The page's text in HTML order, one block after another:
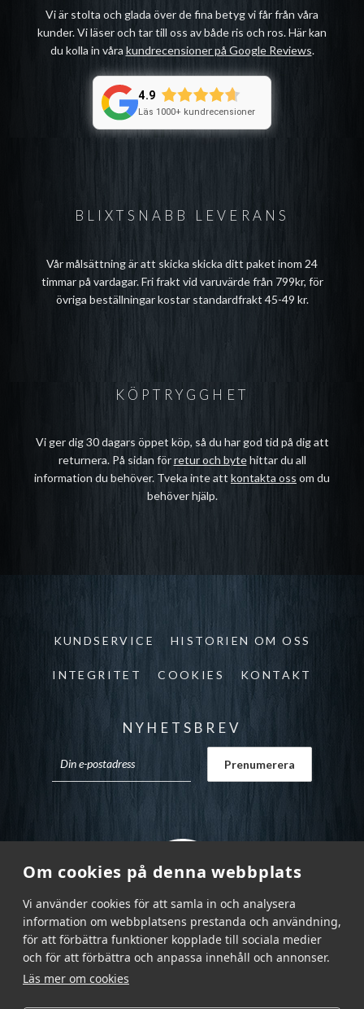
Om cookies på denna webbplats
Vi använder cookies för att samla in och analysera
information om webbplatsens prestanda och användning,
för att förbättra funktioner kopplade till sociala medier
och för att förbättra och anpassa innehåll och annonser.
Läs mer om cookies
BLIXTSNABB LEVERANS
Vår målsättning är att skicka skicka ditt paket inom 24
timmar på vardagar. Fri frakt vid varuvärde från 799kr, för
övriga beställningar kostar standardfrakt 45-49 kr.
Vi är stolta och glada över de fina betyg vi får från våra
kunder. Vi läser och tar till oss av både ris och ros. Här kan
du kolla in våra kundrecensioner på Google Reviews.
4.9
Läs 1000+ kundrecensioner
KÖPTRYGGHET
Vi ger dig 30 dagars öppet köp, så du har god tid på dig att
returnera. På sidan förretur och bytehittar du all
information du behöver. Tveka inte att kontakta oss om du
behöver hjälp.
KUNDSERVICE HISTORIEN OM OSS
INTEGRITET COOKIES KONTAKT
NYHETSBREV